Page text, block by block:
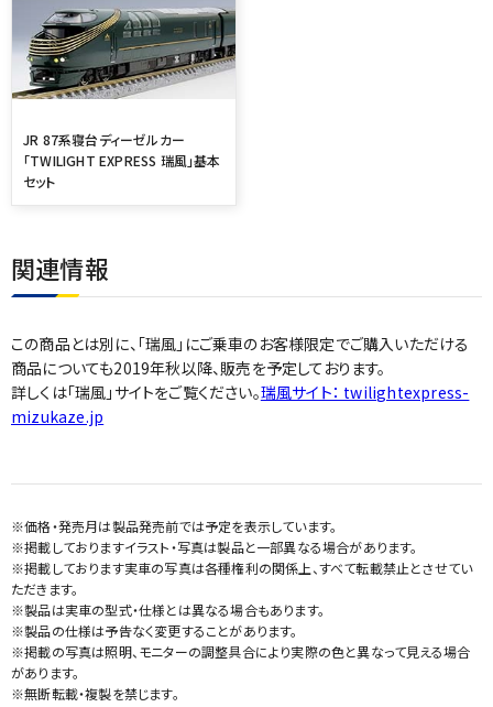
JR 87系寝台ディーゼルカー
「TWILIGHT EXPRESS 瑞風」基本
セット
関連情報
この商品とは別に、「瑞風」にご乗車のお客様限定でご購入いただける
商品についても2019年秋以降、販売を予定しております。
詳しくは「瑞風」サイトをご覧ください。瑞風サイト： twilightexpress-
mizukaze.jp
※価格・発売月は製品発売前では予定を表示しています。
※掲載しておりますイラスト・写真は製品と一部異なる場合があります。
※掲載しております実車の写真は各種権利の関係上、すべて転載禁止とさせてい
ただきます。
※製品は実車の型式・仕様とは異なる場合もあります。
※製品の仕様は予告なく変更することがあります。
※掲載の写真は照明、モニターの調整具合により実際の色と異なって見える場合
があります。
※無断転載・複製を禁じます。